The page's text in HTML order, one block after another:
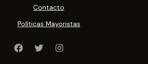
Contacto
Políticas Mayoristas